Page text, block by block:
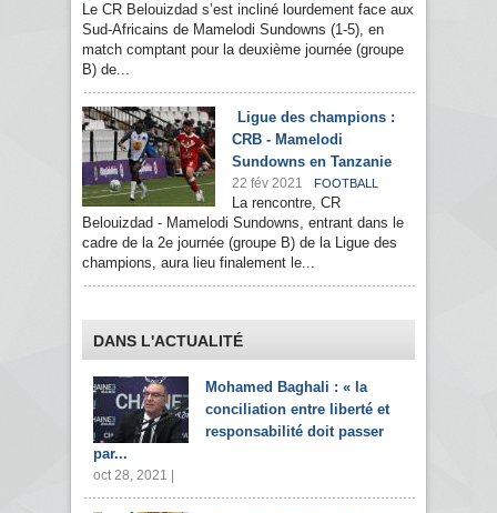
Le CR Belouizdad s’est incliné lourdement face aux
Sud-Africains de Mamelodi Sundowns (1-5), en
match comptant pour la deuxième journée (groupe
B) de...
Ligue des champions :
CRB - Mamelodi
Sundowns en Tanzanie
22 fév 2021 FOOTBALL
La rencontre, CR
Belouizdad - Mamelodi Sundowns, entrant dans le
cadre de la 2e journée (groupe B) de la Ligue des
champions, aura lieu finalement le...
DANS L'ACTUALITÉ
Mohamed Baghali : « la
conciliation entre liberté et
responsabilité doit passer
par...
oct 28, 2021 |